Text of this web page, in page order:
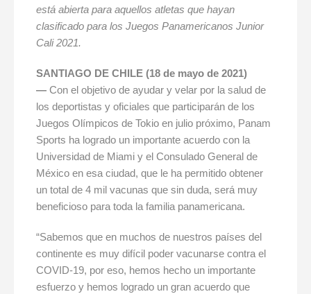
está abierta para aquellos atletas que hayan
clasificado para los Juegos Panamericanos Junior
Cali 2021.
SANTIAGO DE CHILE (18 de mayo de 2021)
— Con el objetivo de ayudar y velar por la salud de
los deportistas y oficiales que participarán de los
Juegos Olímpicos de Tokio en julio próximo, Panam
Sports ha logrado un importante acuerdo con la
Universidad de Miami y el Consulado General de
México en esa ciudad, que le ha permitido obtener
un total de 4 mil vacunas que sin duda, será muy
beneficioso para toda la familia panamericana.
“Sabemos que en muchos de nuestros países del
continente es muy difícil poder vacunarse contra el
COVID-19, por eso, hemos hecho un importante
esfuerzo y hemos logrado un gran acuerdo que